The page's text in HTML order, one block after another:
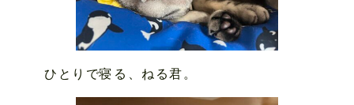
ひとりで寝る、ねる君。